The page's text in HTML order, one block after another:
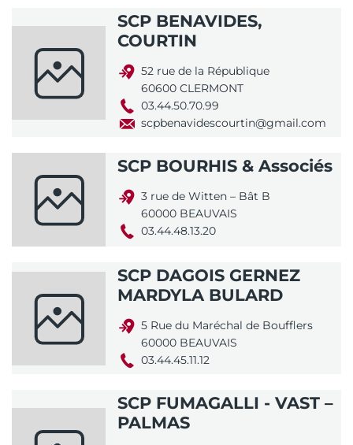
SCP BENAVIDES,
COURTIN
52 rue de la République
60600 CLERMONT
03.44.50.70.99
scpbenavidescourtin@gmail.com
SCP BOURHIS & Associés
3 rue de Witten – Bât B
60000 BEAUVAIS
03.44.48.13.20
SCP DAGOIS GERNEZ
MARDYLA BULARD
5 Rue du Maréchal de Boufflers
60000 BEAUVAIS
03.44.45.11.12
SCP FUMAGALLI - VAST –
PALMAS